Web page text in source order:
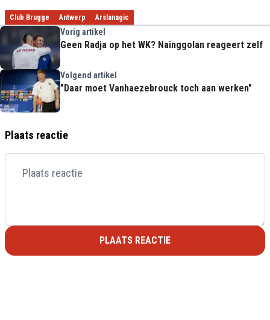
Club Brugge Antwerp Arslanagic
Vorig artikel
Geen Radja op het WK? Nainggolan reageert zelf
Volgend artikel
"Daar moet Vanhaezebrouck toch aan werken"
Plaats reactie
PLAATS REACTIE